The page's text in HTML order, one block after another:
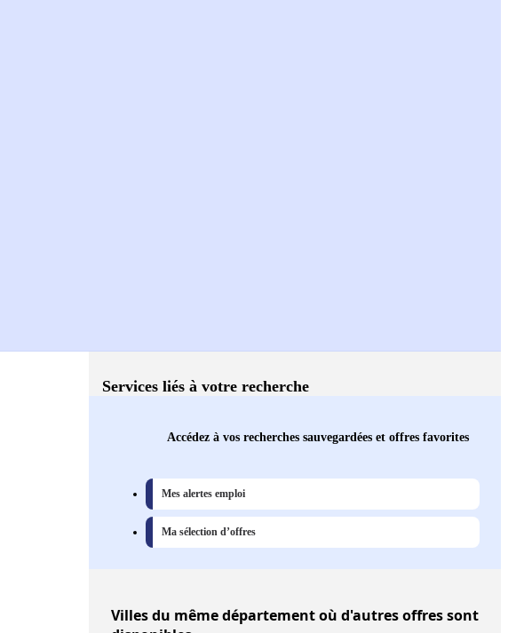
Services liés à votre recherche
Accédez à vos recherches sauvegardées et offres favorites
Mes alertes emploi
Ma sélection d’offres
Villesdu même département où d'autres offres sont